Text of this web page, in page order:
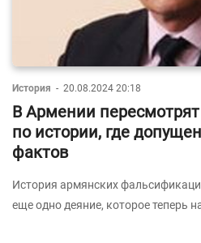
История - 20.08.2024 20:18
В Армении пересмотрят
по истории, где
фактов
История армянских
еще одно деяние, которое теперь